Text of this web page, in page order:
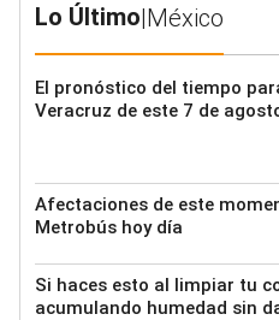
Lo Último|México
El pronóstico del tiempo
Veracruz de este 7 de
Afectaciones de este
Metrobús hoy día
Si haces esto al limpiar tu
acumulando humedad sin